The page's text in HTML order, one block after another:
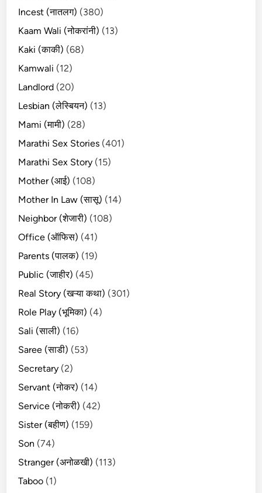
Incest (नातलग) (380)
Kaam Wali (नोकरांनी) (13)
Kaki (काकी) (68)
Kamwali (12)
Landlord (20)
Lesbian (लेस्बियन) (13)
Mami (मामी) (28)
Marathi Sex Stories (401)
Marathi Sex Story (15)
Mother (आई) (108)
Mother In Law (सासू) (14)
Neighbor (शेजारी) (108)
Office (ऑफिस) (41)
Parents (पालक) (19)
Public (जाहीर) (45)
Real Story (खऱ्या कथा) (301)
Role Play (भूमिका) (4)
Sali (साली) (16)
Saree (साडी) (53)
Secretary (2)
Servant (नोकर) (14)
Service (नोकरी) (42)
Sister (बहीण) (159)
Son (74)
Stranger (अनोळखी) (113)
Taboo (1)